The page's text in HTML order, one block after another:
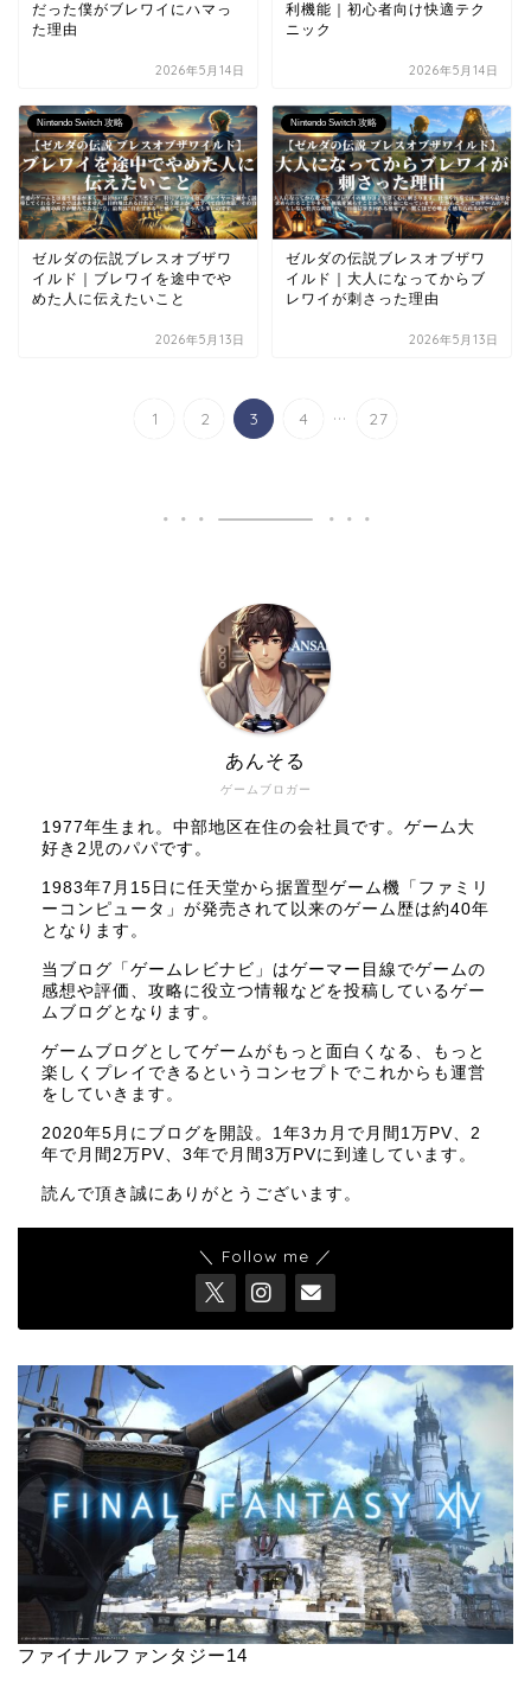
だった僕がブレワイにハマっ
た理由
2026年5月14日
利機能｜初心者向け快適テク
ニック
2026年5月14日
Nintendo Switch 攻略
ゼルダの伝説ブレスオブザワ
イルド｜ブレワイを途中でや
めた人に伝えたいこと
2026年5月13日
Nintendo Switch 攻略
ゼルダの伝説ブレスオブザワ
イルド｜大人になってからブ
レワイが刺さった理由
2026年5月13日
1 2 3 4 ... 27
ゲームブロガー
あんそる
1977年生まれ。中部地区在住の会社員です。ゲーム大
好き2児のパパです。
1983年7月15日に任天堂から据置型ゲーム機「ファミリ
ーコンピュータ」が発売されて以来のゲーム歴は約40年
となります。
当ブログ「ゲームレビナビ」はゲーマー目線でゲームの
感想や評価、攻略に役立つ情報などを投稿しているゲー
ムブログとなります。
ゲームブログとしてゲームがもっと面白くなる、もっと
楽しくプレイできるというコンセプトでこれからも運営
をしていきます。
2020年5月にブログを開設。1年3カ月で月間1万PV、2
年で月間2万PV、3年で月間3万PVに到達しています。
読んで頂き誠にありがとうございます。
＼ Follow me ／
ファイナルファンタジー14